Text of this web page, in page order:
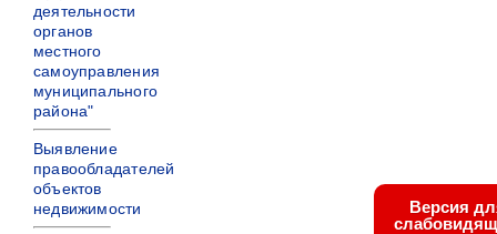
деятельности
органов
местного
самоуправления
муниципального
района"
Выявление
правообладателей
объектов
недвижимости
Версия